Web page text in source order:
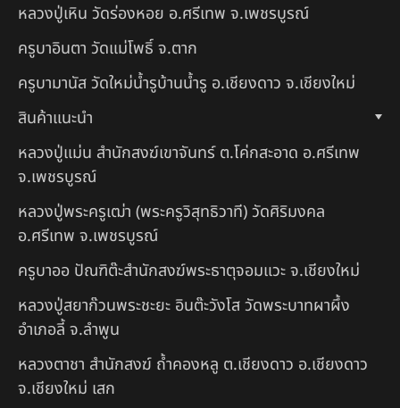
หลวงปู่เหิน วัดร่องหอย อ.ศรีเทพ จ.เพชรบูรณ์
ครูบาอินตา วัดแม่โพธิ์ จ.ตาก
ครูบามานัส วัดใหม่น้ำรูบ้านน้ำรู อ.เชียงดาว จ.เชียงใหม่
สินค้าแนะนำ
หลวงปู่แม่น สำนักสงฆ์เขาจันทร์ ต.โค่กสะอาด อ.ศรีเทพ
จ.เพชรบูรณ์
หลวงปู่พระครูเฒ่า (พระครูวิสุทธิวาที) วัดศิริมงคล
อ.ศรีเทพ จ.เพชรบูรณ์
ครูบาออ ปัณฑิต๊ะสำนักสงฆ์พระธาตุจอมแวะ จ.เชียงใหม่
หลวงปู่สยาก๊วนพระชะยะ อินต๊ะวังโส วัดพระบาทผาผึ้ง
อำเภอลี้ จ.ลำพูน
หลวงตาชา สำนักสงฆ์ ถ้ำคองหลู ต.เชียงดาว อ.เชียงดาว
จ.เชียงใหม่ เสก